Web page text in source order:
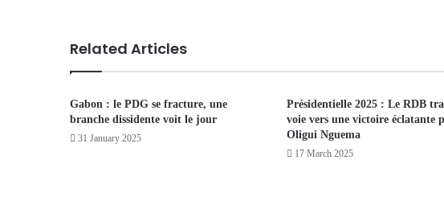
Related Articles
Gabon : le PDG se fracture, une
branche dissidente voit le jour
31 January 2025
Présidentielle 2025 : Le RDB
voie vers une victoire éclatante
Oligui Nguema
17 March 2025